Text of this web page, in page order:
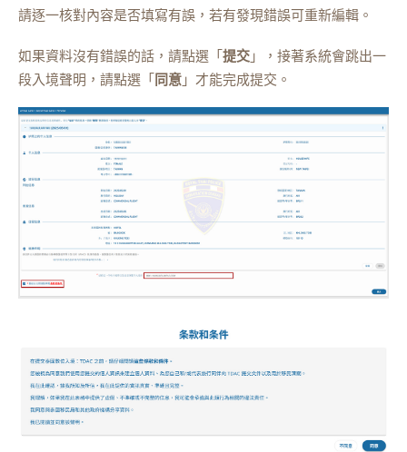
請逐一核對內容是否填寫有誤，若有發現錯誤可重新編輯。
如果資料沒有錯誤的話，請點選「提交 」，接著系統會跳出一
段入境聲明，請點選「同意 」才能完成提交。